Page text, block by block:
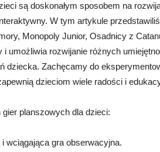
są doskonałym sposobem na
W tym artykule
Monopoly Junior, Osadnicy z
i umożliwia rozwijanie różnych
dziecka. Zachęcamy do
dzieciom wiele radości i
planszowych dla dzieci:
i wciągająca gra obserwacyjna.